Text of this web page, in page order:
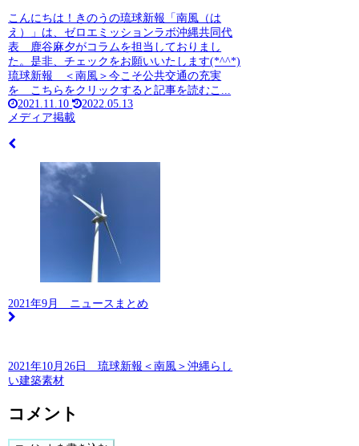
こんにちは！きのうの琉球新報「南風（は
え）」は、ゼロエミッションラボ沖縄共同代
表 鹿谷麻夕がコラムを担当しておりまし
た。是非、チェックをお願いいたします(*^^*)
琉球新報 ＜南風＞今こそ公共交通の充実
を こちらをクリックすると記事を読むこ...
2021.11.10
2022.05.13
メディア掲載
2021年9月 ニュースまとめ
2021年10月26日 琉球新報＜南風＞沖縄らし
い建築素材
コメント